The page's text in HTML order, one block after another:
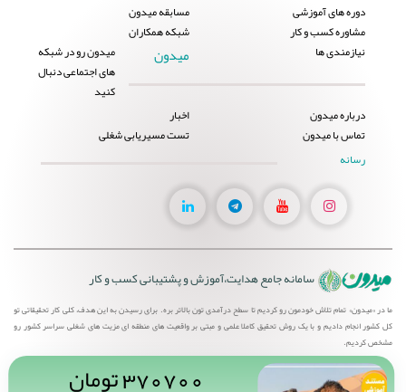
370700 تومان
دوره های آموزشی
مشاوره کسب و کار
نیازمندی ها
مسابقه میدون
شبکه همکاران
میدون
درباره میدون
تماس با میدون
اخبار
تست مسیریابی شغلی
رسانه
میدون رو در شبکه
های اجتماعی دنبال
کنید
میدون
میدون
میدون
سامانه جامع هدایت،آموزش و پشتیبانی کسب و کار
ما در «میدون» تمام تلاش خودمون رو کردیم تا سطح درآمدی تون بالاتر بره. برای رسیدن به این هدف، کلی کار تحقیقاتی تو
کل کشور انجام دادیم و با یک روش تحقیق کاملا علمی و مبتی بر واقعیت های منطقه ای مزیت های شغلی سراسر کشور رو
مشخص کردیم.